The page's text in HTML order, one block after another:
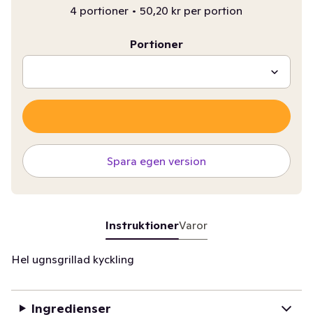
4 portioner • 50,20 kr per portion
Portioner
Spara egen version
InstruktionerVaror
Hel ugnsgrillad kyckling
Ingredienser